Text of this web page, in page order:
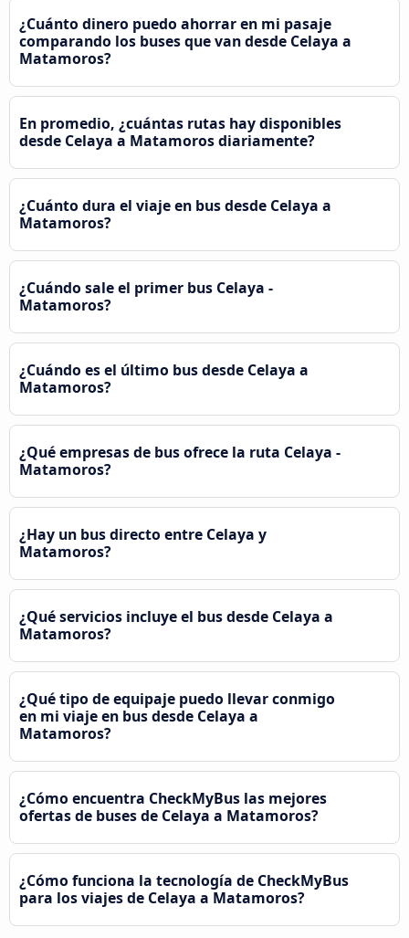
¿Cuánto dinero puedo ahorrar en mi pasaje
comparando los buses que van desde Celaya a
Matamoros?
En promedio, ¿cuántas rutas hay disponibles
desde Celaya a Matamoros diariamente?
¿Cuánto dura el viaje en bus desde Celaya a
Matamoros?
¿Cuándo sale el primer bus Celaya -
Matamoros?
¿Cuándo es el último bus desde Celaya a
Matamoros?
¿Qué empresas de bus ofrece la ruta Celaya -
Matamoros?
¿Hay un bus directo entre Celaya y
Matamoros?
¿Qué servicios incluye el bus desde Celaya a
Matamoros?
¿Qué tipo de equipaje puedo llevar conmigo
en mi viaje en bus desde Celaya a
Matamoros?
¿Cómo encuentra CheckMyBus las mejores
ofertas de buses de Celaya a Matamoros?
¿Cómo funciona la tecnología de CheckMyBus
para los viajes de Celaya a Matamoros?